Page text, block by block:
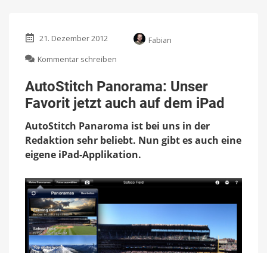
21. Dezember 2012
Fabian
Kommentar schreiben
Panorama:
Unser
Favorit
auch
auf
dem
iPad
AutoStitch Panorama: Unser
Favorit jetzt auch auf dem iPad
AutoStitch Panaroma ist bei uns in der
Redaktion sehr beliebt. Nun gibt es auch eine
eigene iPad-Applikation.